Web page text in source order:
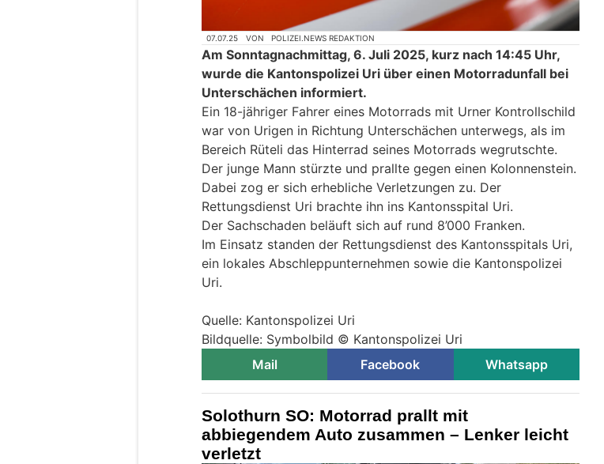
07.07.25 VON POLIZEI.NEWS REDAKTION
Am Sonntagnachmittag, 6. Juli 2025, kurz nach 14:45 Uhr,
wurde die Kantonspolizei Uri über einen Motorradunfall bei
Unterschächen informiert.
Ein 18-jähriger Fahrer eines Motorrads mit Urner Kontrollschild
war von Urigen in Richtung Unterschächen unterwegs, als im
Bereich Rüteli das Hinterrad seines Motorrads wegrutschte.
Der junge Mann stürzte und prallte gegen einen Kolonnenstein.
Dabei zog er sich erhebliche Verletzungen zu. Der
Rettungsdienst Uri brachte ihn ins Kantonsspital Uri.
Der Sachschaden beläuft sich auf rund 8’000 Franken.
Im Einsatz standen der Rettungsdienst des Kantonsspitals Uri,
ein lokales Abschleppunternehmen sowie die Kantonspolizei
Uri.
Quelle: Kantonspolizei Uri
Bildquelle: Symbolbild © Kantonspolizei Uri
Mail
Facebook Whatsapp
Solothurn SO: Motorrad prallt mit
abbiegendem Auto zusammen – Lenker leicht
verletzt